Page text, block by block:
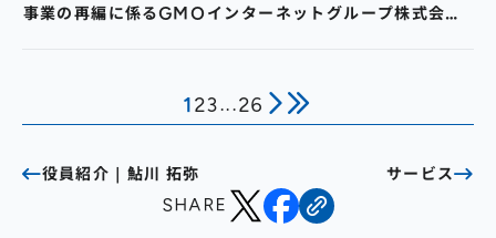
事業の再編に係るGMOインターネットグループ株式会社
1 23...26
役員紹介｜鮎川 拓弥
サービス
SHARE